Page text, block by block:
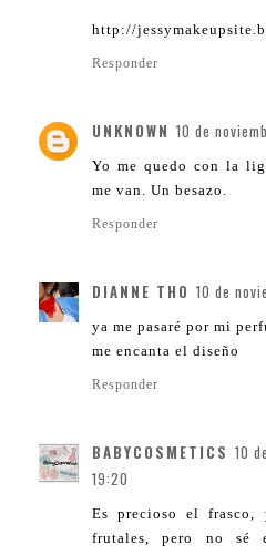
http://
Responder
UNKNOWN 10 de
Yo me quedo con la
me van. Un besazo.
Responder
DIANNE THO 10 de
ya me pasaré por mi
me encanta el diseño
Responder
BABYCOSMETICS 10
19:20
Es precioso el frasco,
frutales, pero no sé